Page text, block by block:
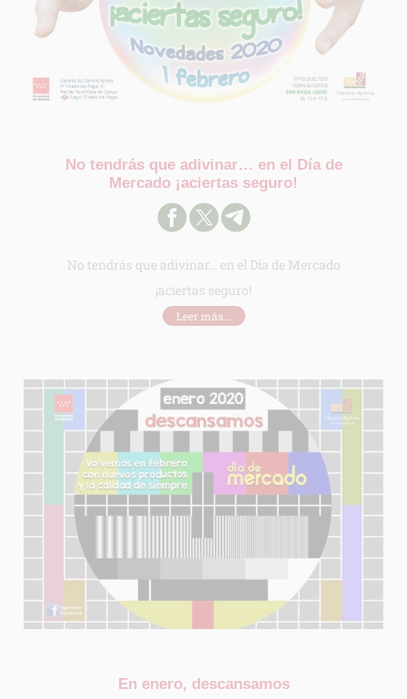
No tendrás que adivinar… en el Día de
Mercado ¡aciertas seguro!
No tendrás que adivinar… en el Día de Mercado
¡aciertas seguro!
Leer más...
En enero, descansamos